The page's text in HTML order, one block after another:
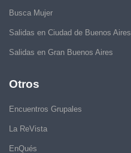
Busca Mujer
Salidas en Ciudad de Buenos Aires
Salidas en Gran Buenos Aires
Otros
Encuentros Grupales
La ReVista
EnQués